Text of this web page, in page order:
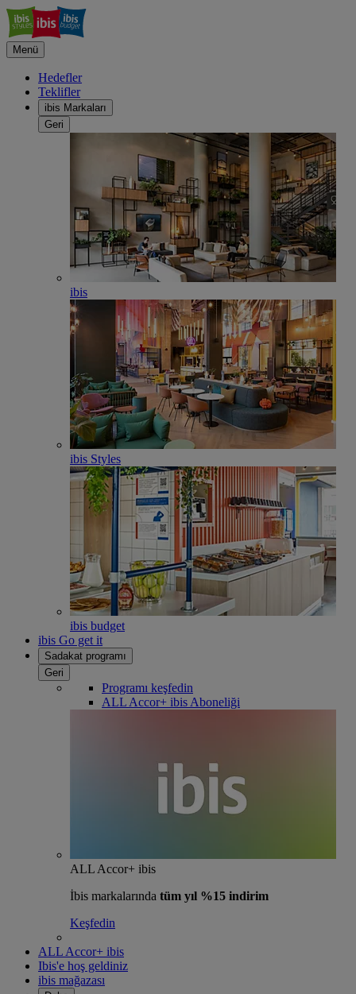
Menü
Hedefler
Teklifler
ibis Markaları
Geri
ibis
ibis Styles
ibis budget
ibis Go get it
Sadakat programı
Geri
Programı keşfedin
ALL Accor+ ibis Aboneliği
ALL Accor+ ibis
İbis markalarında tüm yıl %15 indirim
Keşfedin
ALL Accor+ ibis
Ibis'e hoş geldiniz
ibis mağazası